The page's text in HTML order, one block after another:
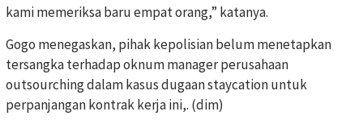
kami memeriksa baru empat orang,” katanya.
Gogo menegaskan, pihak kepolisian belum menetapkan
tersangka terhadap oknum manager perusahaan
outsourching dalam kasus dugaan staycation untuk
perpanjangan kontrak kerja ini,. (dim)